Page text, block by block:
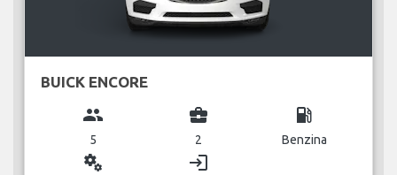
BUICK ENCORE
group
5
business_center
2
local_gas_station
Benzina
miscellaneous_services login